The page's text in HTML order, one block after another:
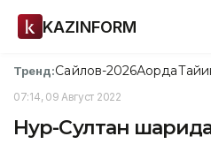
KAZINFORM
Тренд:Сайлов-2026Ақорда
07:14, 09 Август 2022
Нур-Султан